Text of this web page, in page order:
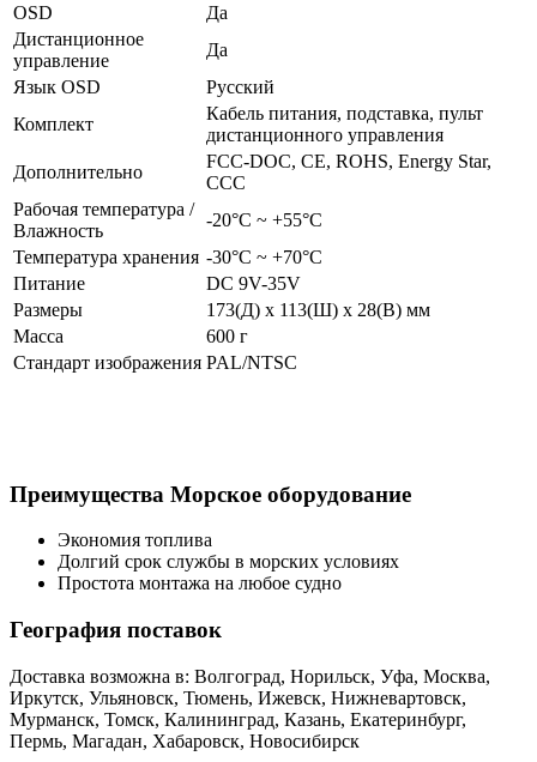
OSD
Да
Дистанционное
управление
Да
Язык OSD
Русский
Комплект
Кабель питания, подставка, пульт
дистанционного управления
Дополнительно
FCC-DOC, CE, ROHS, Energy Star,
CCC
Рабочая температура /
Влажность
-20°С ~ +55°С
Температура хранения -30°C ~ +70°C
Питание
DC 9V-35V
Размеры
173(Д) х 113(Ш) х 28(В) мм
Масса
600 г
Стандарт изображения PAL/NTSC
Преимущества Морское оборудование
Экономия топлива
Долгий срок службы в морских условиях
Простота монтажа на любое судно
География поставок
Доставка возможна в: Волгоград, Норильск, Уфа, Москва,
Иркутск, Ульяновск, Тюмень, Ижевск, Нижневартовск,
Мурманск, Томск, Калининград, Казань, Екатеринбург,
Пермь, Магадан, Хабаровск, Новосибирск